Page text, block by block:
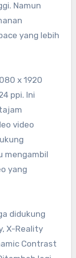
Namun
yang lebih
x 1920
ppi. Ini
video
mengambil
yang
didukung
X-Reality
Contrast